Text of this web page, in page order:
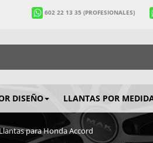
602 22 13 35(PROFESIONALES)
DISEÑO LLANTAS POR
para Honda Accord